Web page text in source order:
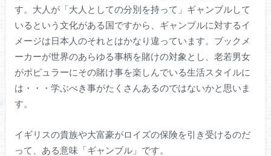
す。大人が「大人としての分別を持って」ギャンブルして
いるという文化がある国ですから、ギャンブルに対するイ
メージは日本人のそれとはかなり違っています。ブックメ
ーカーが世界のあらゆる事柄を賭けの対象とし、老若男女
がポピュラーにその賭け事を楽しんでいる生活スタイルに
は・・・学ぶべき事がたくさんあるのではないかと思いま
す。
イギリスの貴族や大富豪がロイズの保険を引き受けるのだ
って、ある意味「ギャンブル」です。